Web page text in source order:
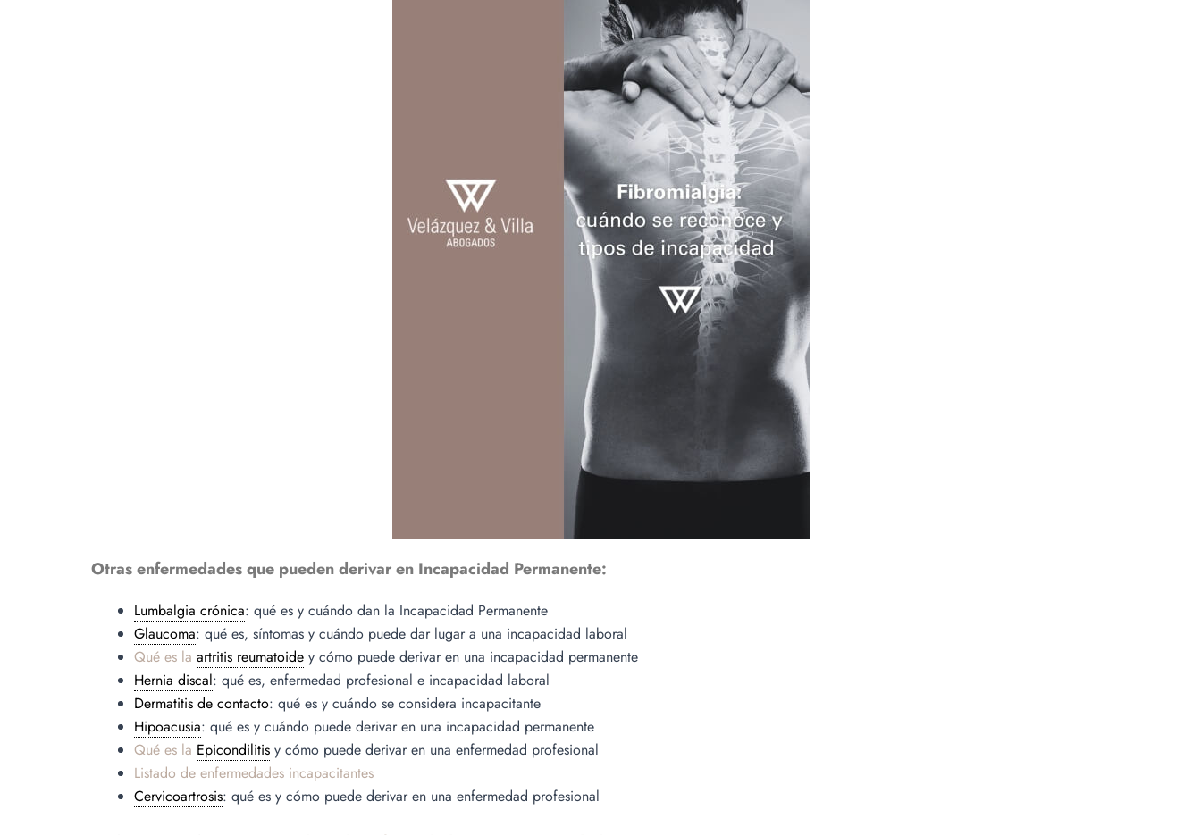
Otras enfermedades que pueden derivar en Incapacidad Permanente:
Lumbalgia crónica: qué es y cuándo dan la Incapacidad Permanente
Glaucoma: qué es, síntomas y cuándo puede dar lugar a una incapacidad laboral
Qué es la artritis reumatoide y cómo puede derivar en una incapacidad permanente
Hernia discal: qué es, enfermedad profesional e incapacidad laboral
Dermatitis de contacto: qué es y cuándo se considera incapacitante
Hipoacusia: qué es y cuándo puede derivar en una incapacidad permanente
Qué es la Epicondilitis y cómo puede derivar en una enfermedad profesional
Listado de enfermedades incapacitantes
Cervicoartrosis: qué es y cómo puede derivar en una enfermedad profesional